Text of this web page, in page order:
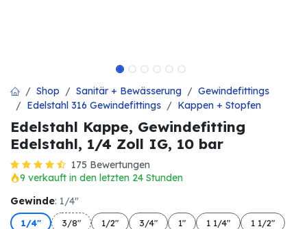
Shop Sanitär + Bewässerung
Gewindefittings
Edelstahl 316 Gewindefittings
Kappen + Stopfen
Edelstahl Kappe, Gewindefitting
Edelstahl, 1/4 Zoll IG, 10 bar
175 Bewertungen
9 verkauft in den letzten 24 Stunden
Gewinde: 1/4"
1/4" 3/8" 1/2" 3/4" 1" 1 1/4"
1 1/2"